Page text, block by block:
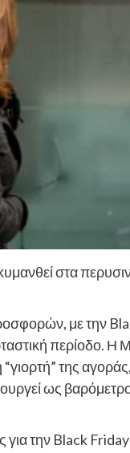
στα
με την
περίοδο. Η
της
ως
για την Black